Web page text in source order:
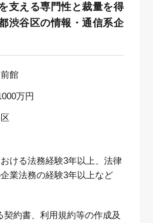
支える専門性と裁量を得
渋谷区の情報・通信系企
館
万円
ける法務経験3年以上、法律
業法務の経験3年以上など
約書、利用規約等の作成及